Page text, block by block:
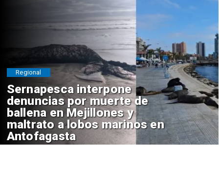
Sernapesca interpone
denuncias por muerte de
ballena en Mejillones y
maltrato a lobos marinos en
Antofagasta
Regional